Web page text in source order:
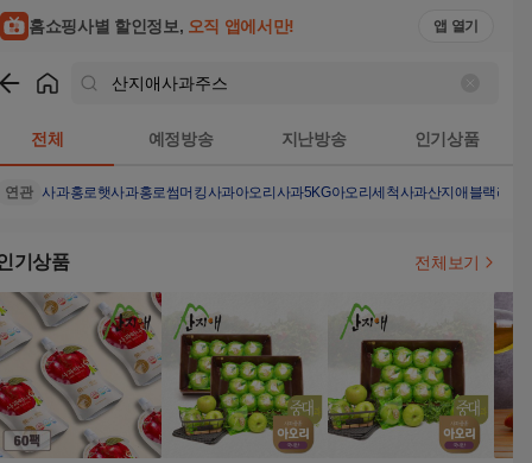
홈쇼핑사별 할인정보, 오직 앱에서만! 앱 열기
전체 예정방송 지난방송 인기상품
연관 사과홍로햇사과홍로썸머킹사과아오리사과5KG아오리세척사과산지애블랙라벨
기상품 전체보기